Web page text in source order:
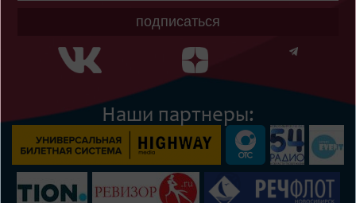
подписаться
Наши партнеры: